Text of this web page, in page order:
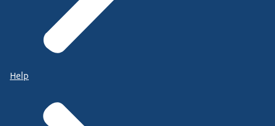
Help